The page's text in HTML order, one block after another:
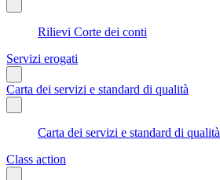
Rilievi Corte dei conti
Servizi erogati
Carta dei servizi e standard di qualità
Carta dei servizi e standard di qualità
Class action